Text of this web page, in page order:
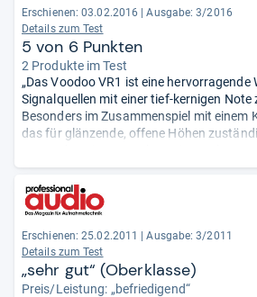
Erschienen: 03.02.2016
Ausgabe: 3/2016
Details zum Test
5 von 6 Punkten
2 Produkte im Test
„Das Voodoo VR1 ist eine hervorragende
Signalquellen mit einer tief-kernigen Note
Besonders im Zusammenspiel mit einem
das für glänzende, offene Höhen
Test zu begeistern. Neben
besonders für akustische
Stimme, aber auch auf etwa einer
mal ausprobieren.“
Erschienen: 25.02.2011
Ausgabe: 3/2011
Details zum Test
„sehr gut“ (Oberklasse)
Preis/Leistung: „befriedigend“